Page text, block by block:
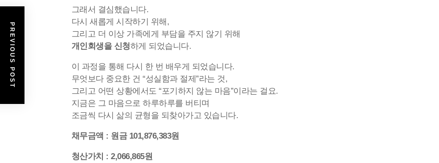
그래서 결심했습니다.
다시 새롭게 시작하기 위해,
그리고 더 이상 가족에게 부담을 주지 않기 위해
개인회생을 신청하게 되었습니다.
이 과정을 통해 다시 한 번 배우게 되었습니다.
무엇보다 중요한 건 “성실함과 절제”라는 것,
그리고 어떤 상황에서도 “포기하지 않는 마음”이라는 걸요.
지금은 그 마음으로 하루하루를 버티며
조금씩 다시 삶의 균형을 되찾아가고 있습니다.
채무금액 : 원금 101,876,383원
청산가치 : 2,066,865원
PREVIOUS POST